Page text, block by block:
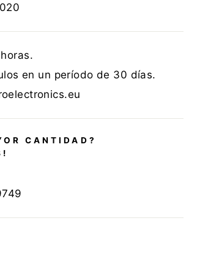
en un período de 30 días.
CANTIDAD?